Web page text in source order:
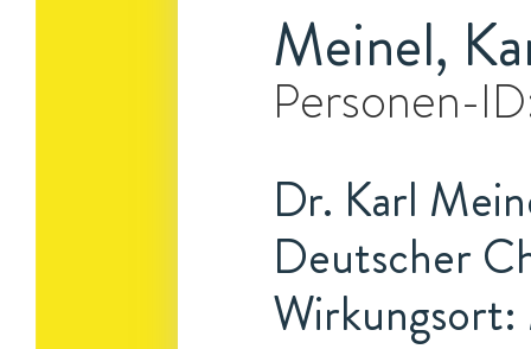
Meinel,
Personen-
Dr. Karl
Deutscher